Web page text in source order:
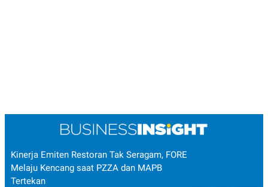
Kinerja Emiten Restoran Tak Seragam, FORE
Melaju Kencang saat PZZA dan MAPB
Tertekan